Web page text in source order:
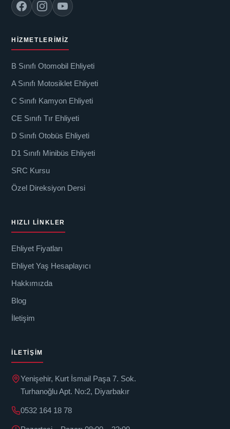
HIZMETLERIMIZ
B Sınıfı Otomobil Ehliyeti
A Sınıfı Motosiklet Ehliyeti
C Sınıfı Kamyon Ehliyeti
CE Sınıfı Tır Ehliyeti
D Sınıfı Otobüs Ehliyeti
D1 Sınıfı Minibüs Ehliyeti
SRC Kursu
Özel Direksiyon Dersi
HIZLI LINKLER
Ehliyet Fiyatları
Ehliyet Yaş Hesaplayıcı
Hakkımızda
Blog
İletişim
İLETIŞIM
Yenişehir, Kurt İsmail Paşa 7. Sok.
Turhanoğlu Apt. No:2, Diyarbakır
0532 164 18 78